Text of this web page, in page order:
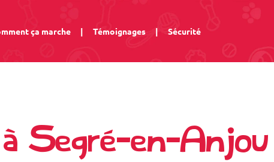
ça marche | Témoignages | Sécurité
Segré-en-Anjou